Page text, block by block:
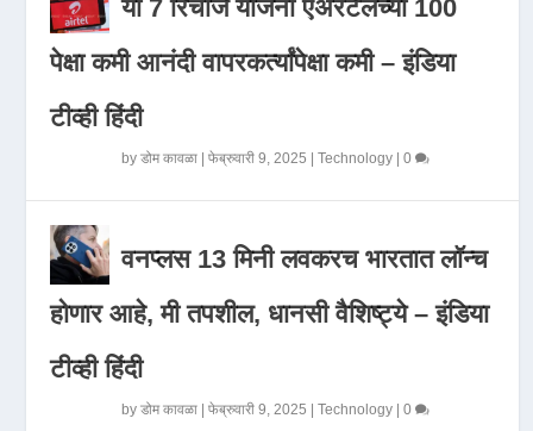
या 7 रिचार्ज योजना एअरटेलच्या 100
पेक्षा कमी आनंदी वापरकर्त्यांपेक्षा कमी – इंडिया
टीव्ही हिंदी
byडोम कावळा |फेब्रुवारी 9, 2025 |Technology |0
वनप्लस 13 मिनी लवकरच भारतात लॉन्च
होणार आहे, मी तपशील, धानसी वैशिष्ट्ये – इंडिया
टीव्ही हिंदी
byडोम कावळा |फेब्रुवारी 9, 2025 |Technology |0